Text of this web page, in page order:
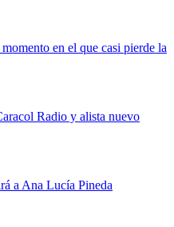
en el que casi pierde la
Radio y alista nuevo
a Ana Lucía Pineda